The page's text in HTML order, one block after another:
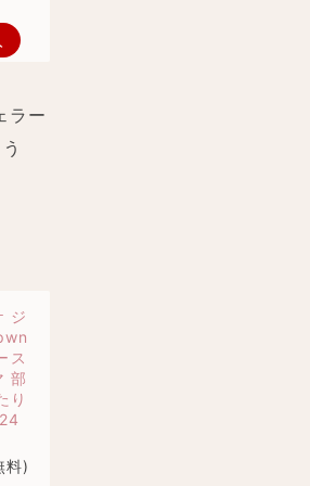
ラー
ジ
ス
部
り
料)